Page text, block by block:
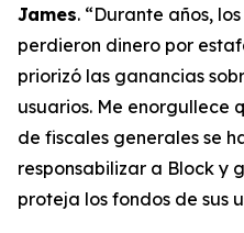
James. “Durante años,
perdieron dinero por
priorizó las ganancias
usuarios. Me enorgullece
de fiscales generales se
responsabilizar a Block y
proteja los fondos de sus